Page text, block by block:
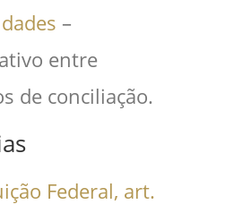
–
entre
de conciliação.
Federal, art.